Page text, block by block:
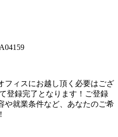
フィスにお越し頂く必要はござ
登録完了となります！ご登録
や就業条件など、あなたのご希